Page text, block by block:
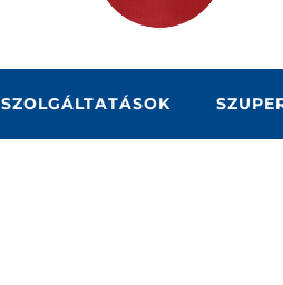
SZOLGÁLTATÁSOK